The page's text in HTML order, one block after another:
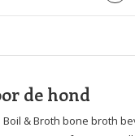
de hond
& Broth bone broth